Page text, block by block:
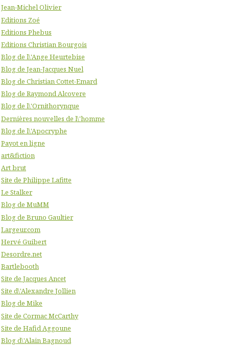
Jean-Michel Olivier
Editions Zoé
Editions Phebus
Editions Christian Bourgois
Blog de l\'Ange Heurtebise
Blog de Jean-Jacques Nuel
Blog de Christian Cottet-Emard
Blog de Raymond Alcovere
Blog de l\'Ornithorynque
Dernières nouvelles de l\'homme
Blog de l\'Apocryphe
Payot en ligne
art&fiction
Art brut
Site de Philippe Lafitte
Le Stalker
Blog de MuMM
Blog de Bruno Gaultier
Largeur.com
Hervé Guibert
Desordre.net
Bartlebooth
Site de Jacques Ancet
Site d\'Alexandre Jollien
Blog de Mike
Site de Cormac McCarthy
Site de Hafid Aggoune
Blog d\'Alain Bagnoud